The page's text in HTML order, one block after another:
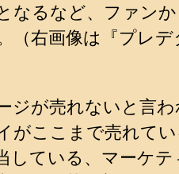
なるなど、ファン
（右画像は『プレデ
ジが売れないと言わ
がここまで売れて
している、マーケ